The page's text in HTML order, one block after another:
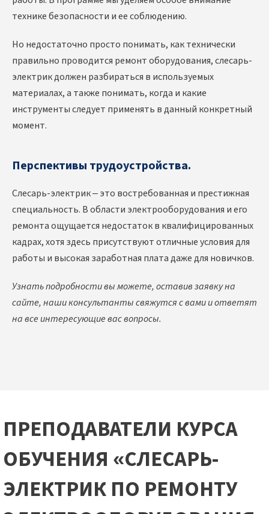
технике безопасности и ее соблюдению.
Но недостаточно просто понимать, как технически
правильно проводится ремонт оборудования, слесарь-
электрик должен разбираться в используемых
материалах, а также понимать, когда и какие
инструменты следует применять в данный конкретный
момент.
Перспективы трудоустройства.
Слесарь-электрик – это востребованная и престижная
специальность. В области электрооборудования и его
ремонта ощущается недостаток в квалифицированных
кадрах, хотя здесь присутствуют отличные условия для
работы и высокая заработная плата даже для новичков.
Узнать подробности вы можете, оставив заявку на
сайте, наши консультанты свяжутся с вами и ответят
на все интересующие вас вопросы.
ПРЕПОДАВАТЕЛИ КУРСА
ОБУЧЕНИЯ «СЛЕСАРЬ-
ЭЛЕКТРИК ПО РЕМОНТУ